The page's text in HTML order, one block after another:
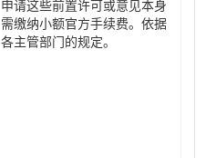
申请这些前置许可或意见本身
需缴纳小额官方手续费。依据
各主管部门的规定。